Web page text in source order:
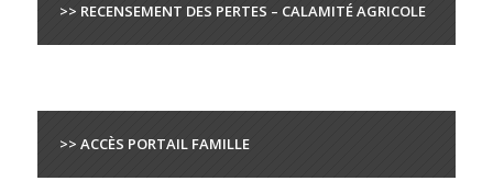
>> RECENSEMENT DES PERTES – CALAMITÉ AGRICOLE
>> ACCÈS PORTAIL FAMILLE